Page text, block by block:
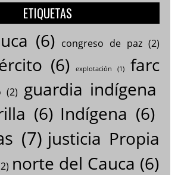
ETIQUETAS
(6) congreso de paz(2)
(6) explotación (1)
farc
(2) guardia indígena
(6) Indígena (6)
(7) justicia Propia
norte del Cauca (6)